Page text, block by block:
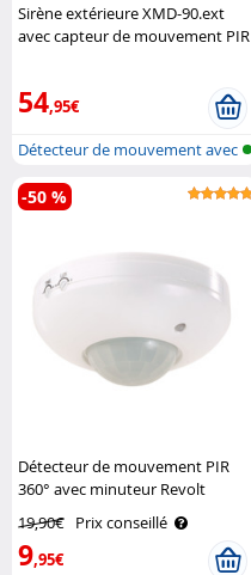
Sirène extérieure XMD-90.ext
avec capteur de mouvement PIR
54,95€
Détecteur de mouvement avec
sirène ..
Détecteur de mouvement PIR
360° avec minuteur Revolt
19,90€ Prix conseillé
9,95€
-50 %